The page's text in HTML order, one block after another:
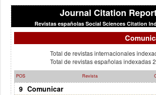
Journal Citation
Revistas españolas Social Sciences Citation
Total de revistas internacionales
Total de revistas españolas indexadas
POS Revista
9 Comunicar